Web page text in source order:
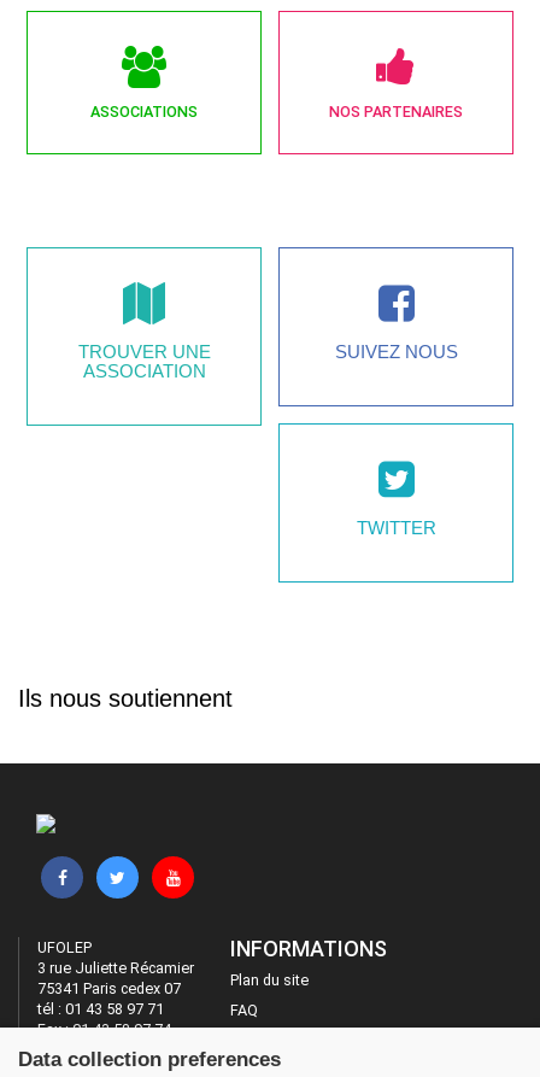
ASSOCIATIONS NOS PARTENAIRES
TROUVER UNE
ASSOCIATION
SUIVEZ NOUS
TWITTER
Ils nous soutiennent
UFOLEP
3 rue Juliette Récamier
75341 Paris cedex 07
tél : 01 43 58 97 71
Fax : 01 43 58 97 74
INFORMATIONS
Plan du site
FAQ
Administration
Data collection preferences